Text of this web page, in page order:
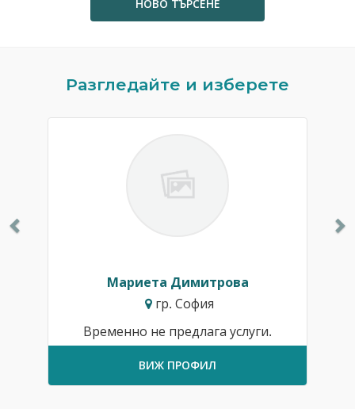
НОВО ТЪРСЕНЕ
Разгледайте и изберете
Мариета Димитрова
гр. София
Временно не предлага услуги.
ВИЖ ПРОФИЛ